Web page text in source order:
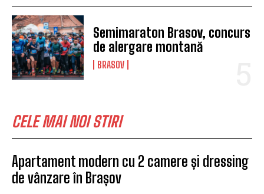
Semimaraton Brasov, concurs
de alergare montană
BRASOV
CELE MAI NOI STIRI
Apartament modern cu 2 camere și dressing
de vânzare în Brașov